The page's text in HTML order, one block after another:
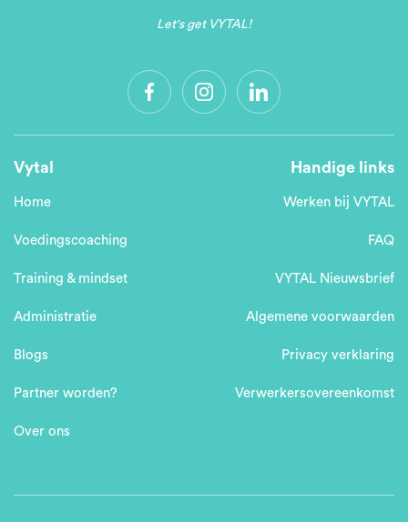
Let's get VYTAL!
Vytal
Home
Voedingscoaching
Training & mindset
Administratie
Blogs
Partner worden?
Over ons
Handige links
Werken bij VYTAL
FAQ
VYTAL Nieuwsbrief
Algemene voorwaarden
Privacy verklaring
Verwerkersovereenkomst